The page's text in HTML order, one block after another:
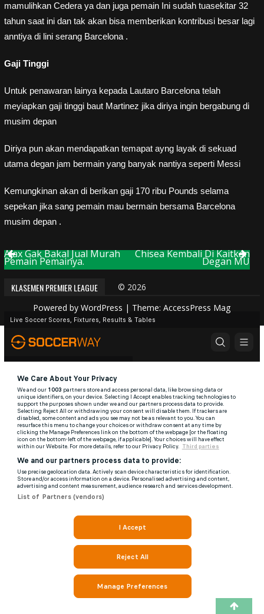
mamulihkan Cedera ya dan juga pemain Ini sudah tuasekitar 32
tahun saat ini dan tak akan bisa memberikan kontribusi besar lagi
anntiya di lini serang Barcelona .
Gaji Tinggi
Untuk penawaran lainya kepada Lautaro Barcelona telah
meyiapkan gaji tinggi baut Martinez jika diriya ingin bergabung di
musim depan
Diriya pun akan mendapatkan temapat ayng layak di sekuad
utama degan jam bermain yang banyak nantiya seperti Messi
Kemungkinan akan di berikan gaji 170 ribu Pounds selama
sepekan jika sang pemain mau bermain bersama Barcelona
musim depan .
Post
navigation
Ajax Gak Bakal Jual Murah
Pemain Pemainya.
Chisea Kembali Di Kaitkan
Degan MU
KLASEMEN PREMIER LEAGUE
© 2026
Powered byWordPress | Theme:AccessPress Mag